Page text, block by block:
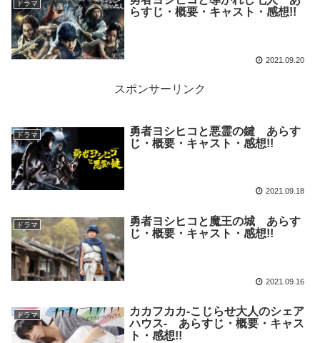
ドラマ
らすじ・概要・キャスト・感想!!
2021.09.20
スポンサーリンク
ドラマ
勇者ヨシヒコと悪霊の鍵 あらす
じ・概要・キャスト・感想!!
2021.09.18
ドラマ
勇者ヨシヒコと魔王の城 あらす
じ・概要・キャスト・感想!!
2021.09.16
ドラマ
カカフカカ-こじらせ大人のシェア
ハウス- あらすじ・概要・キャス
ト・感想!!